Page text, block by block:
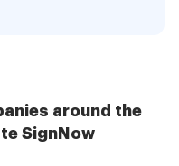
around the
SignNow